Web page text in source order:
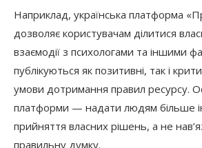
Наприклад, українська платформа
дозволяє користувачам ділитися
взаємодії з психологами та іншими
публікуються як позитивні, так і
умови дотримання правил ресурсу.
платформи — надати людям більше
прийняття власних рішень, а не
правильну думку.